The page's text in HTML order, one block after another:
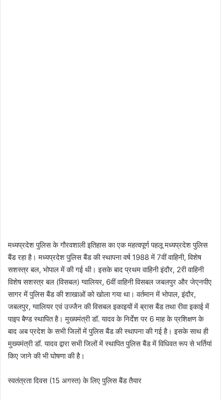
मध्यप्रदेश पुलिस के गौरवशाली इतिहास का एक महत्वपूर्ण पहलू मध्यप्रदेश पुलिस
बैंड रहा है। मध्यप्रदेश पुलिस बैंड की स्थापना वर्ष 1988 में 7वीं वाहिनी, विशेष
सशस्त्र बल, भोपाल में की गई थी। इसके बाद प्रथम वाहिनी इंदौर, 2री वाहिनी
विशेष सशस्त्र बल (विसबल) ग्वालियर, 6वीं वाहिनी विसबल जबलपुर और जेएनपीए
सागर में पुलिस बैंड की शाखाओं को खोला गया था। वर्तमान में भोपाल, इंदौर,
जबलपुर, ग्वालियर एवं उज्जैन की विसबल इकाइयों में ब्रास बैंड तथा रीवा इकाई में
पाइप बैण्ड स्थापित है। मुख्यमंत्री डॉ. यादव के निर्देश पर 6 माह के प्रशिक्षण के
बाद अब प्रदेश के सभी जिलों में पुलिस बैंड की स्थापना की गई है। इसके साथ ही
मुख्यमंत्री डॉ. यादव द्वारा सभी जिलों में स्थापित पुलिस बैंड में विधिवत रूप से भर्तियां
किए जाने की भी घोषणा की है।
स्वतंत्रता दिवस (15 अगस्त) के लिए पुलिस बैंड तैयार